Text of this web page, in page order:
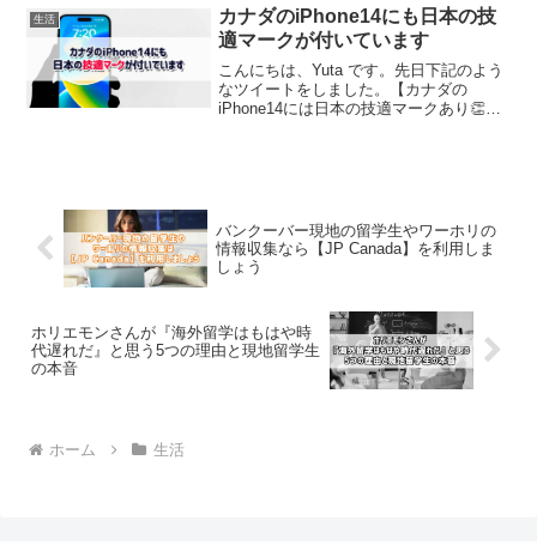
アプリを出したので、本記事ではTim...
生活
カナダのiPhone14にも日本の技
適マークが付いています
こんにちは、Yuta です。先日下記のよう
なツイートをしました。【カナダの
iPhone14には日本の技適マークあり👏】
バンクーバー現地の留学生やワーホリの
情報収集なら【JP Canada】を利用しま
しょう
ホリエモンさんが『海外留学はもはや時
代遅れだ』と思う5つの理由と現地留学生
の本音
ホーム 生活